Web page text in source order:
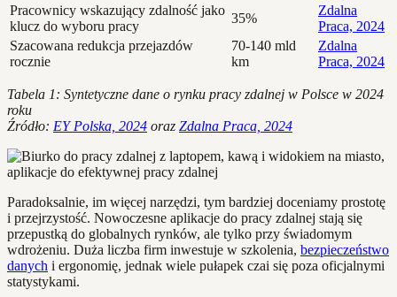
Pracownicy wskazujący zdalność jako
klucz do wyboru pracy
35%
Zdalna
Praca, 2024
Szacowana redukcja przejazdów
rocznie
70-140 mld
km
Zdalna
Praca, 2024
Tabela 1: Syntetyczne dane o rynku pracy zdalnej w Polsce w 2024
roku
Źródło: EY Polska, 2024 oraz Zdalna Praca, 2024
Paradoksalnie, im więcej narzędzi, tym bardziej doceniamy prostotę
i przejrzystość. Nowoczesne aplikacje do pracy zdalnej stają się
przepustką do globalnych rynków, ale tylko przy świadomym
wdrożeniu. Duża liczba firm inwestuje w szkolenia, bezpieczeństwo
danych i ergonomię, jednak wiele pułapek czai się poza oficjalnymi
statystykami.